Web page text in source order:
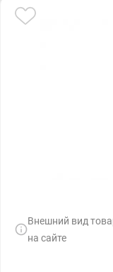
Внешний вид
на сайте